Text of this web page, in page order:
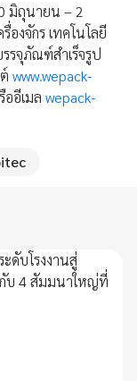
มิถุนายน – 2
องจักร เทคโนโลยี
รจุภัณฑ์สำเร็จรูป
www.wepack-
อีเมล wepack-